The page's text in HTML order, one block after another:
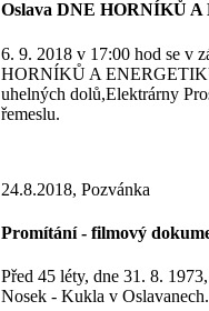
Oslava DNE HORNÍKŮ
6. 9. 2018 v 17:00 hod se v
HORNÍKŮ A
uhelných dolů,Elektrárny
řemeslu.
24.8.2018, Pozvánka
Promítání - filmový
Před 45 léty, dne 31. 8.
Nosek - Kukla v Oslavanech.